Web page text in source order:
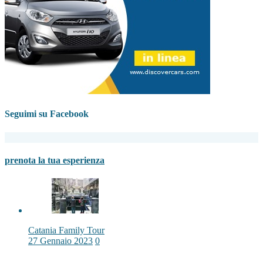
Seguimi su Facebook
prenota la tua esperienza
Catania Family Tour
27 Gennaio 2023 0